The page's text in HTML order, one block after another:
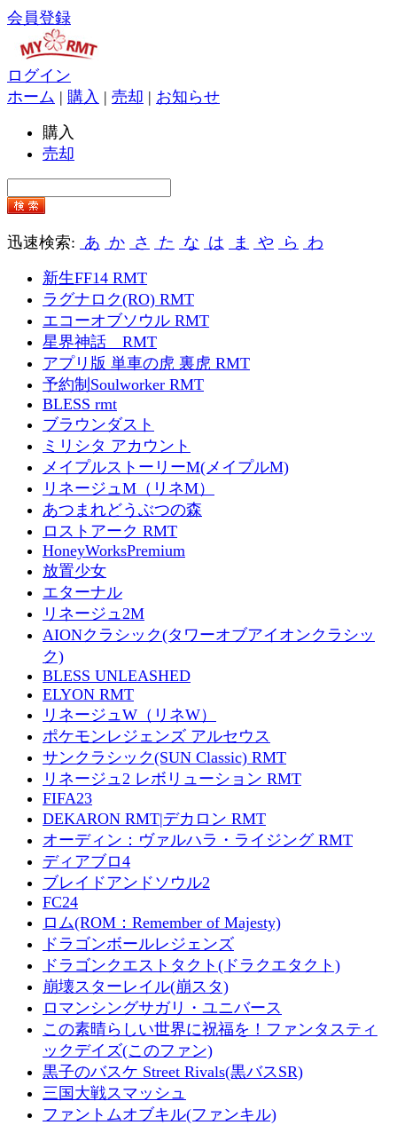
会員登録
ログイン
ホーム | 購入 | 売却 | お知らせ
購入
売却
迅速検索: あ か さ た な は ま や ら わ
新生FF14 RMT
ラグナロク(RO) RMT
エコーオブソウル RMT
星界神話 RMT
アプリ版 単車の虎 裏虎 RMT
予約制Soulworker RMT
BLESS rmt
ブラウンダスト
ミリシタ アカウント
メイプルストーリーM(メイプルM)
リネージュM（リネM）
あつまれどうぶつの森
ロストアーク RMT
HoneyWorksPremium
放置少女
エターナル
リネージュ2M
AIONクラシック(タワーオブアイオンクラシッ
ク)
BLESS UNLEASHED
ELYON RMT
リネージュW（リネW）
ポケモンレジェンズ アルセウス
サンクラシック(SUN Classic) RMT
リネージュ2 レボリューション RMT
FIFA23
DEKARON RMT|デカロン RMT
オーディン：ヴァルハラ・ライジング RMT
ディアブロ4
ブレイドアンドソウル2
FC24
ロム(ROM：Remember of Majesty)
ドラゴンボールレジェンズ
ドラゴンクエストタクト(ドラクエタクト)
崩壊スターレイル(崩スタ)
ロマンシングサガリ・ユニバース
この素晴らしい世界に祝福を！ファンタスティ
ックデイズ(このファン)
黒子のバスケ Street Rivals(黒バスSR)
三国大戦スマッシュ
ファントムオブキル(ファンキル)